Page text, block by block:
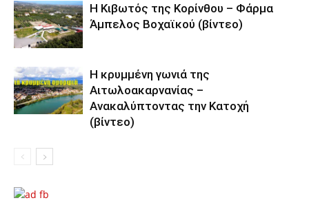
Η Κιβωτός της Κορίνθου – Φάρμα
Άμπελος Βοχαϊκού (βίντεο)
Η κρυμμένη γωνιά της
Αιτωλοακαρνανίας –
Ανακαλύπτοντας την Κατοχή
(βίντεο)